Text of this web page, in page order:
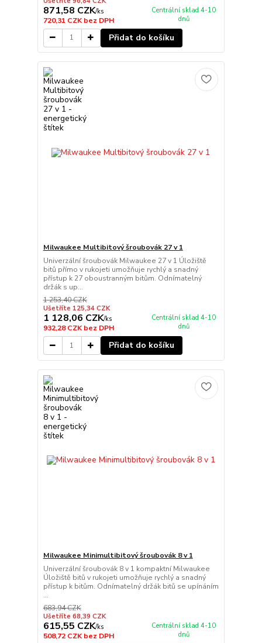
871,58 CZK/ks
720,31 CZKbez DPH
Centrální sklad 4-10
dnů
Přidat do košíku
Milwaukee Multibitový šroubovák 27 v 1
Univerzální šroubovák Milwaukee 27 v 1 Úložiště
bitů přímo v rukojeti umožňuje rychlý a snadný
přístup k 27 oboustranným bitům. Odnímatelný
držák s up...
1 253,40 CZK
Ušetříte 125,34 CZK
1 128,06 CZK/ks
932,28 CZKbez DPH
Centrální sklad 4-10
dnů
Přidat do košíku
Milwaukee Minimultibitový šroubovák 8 v 1
Univerzální šroubovák 8 v 1 kompaktní Milwaukee
Úložiště bitů v rukojeti umožňuje rychlý a snadný
přístup k bitům. Odnímatelný držák bitů se upínáním
...
683,94 CZK
Ušetříte 68,39 CZK
615,55 CZK/ks
508,72 CZKbez DPH
Centrální sklad 4-10
dnů